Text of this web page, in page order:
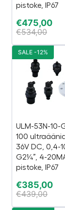
pistoke, IP67
€475,00
€534,00
ULM-53N-10-
100
36V DC, 0,4-
G2¼”, 4-
pistoke, IP67
€385,00
€439,00
SALE -12%